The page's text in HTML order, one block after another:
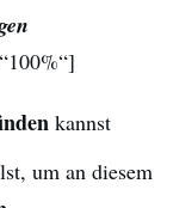
kannst
um an diesem